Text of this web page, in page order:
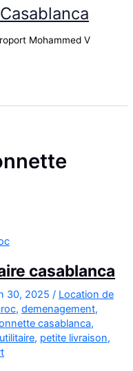
Mohammed V
casablanca
30, 2025 / Location de
, demenagement,
casablanca,
, petite livraison,